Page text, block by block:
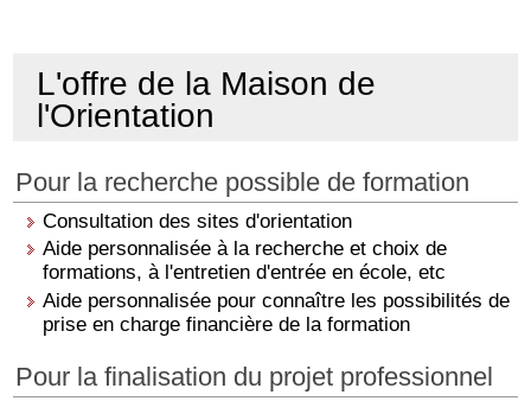
L'offre de la Maison de
l'Orientation
Pour la recherche possible de formation
Consultation des sites d'orientation
Aide personnalisée à la recherche et choix de
formations, à l'entretien d'entrée en école, etc
Aide personnalisée pour connaître les possibilités de
prise en charge financière de la formation
Pour la finalisation du projet professionnel